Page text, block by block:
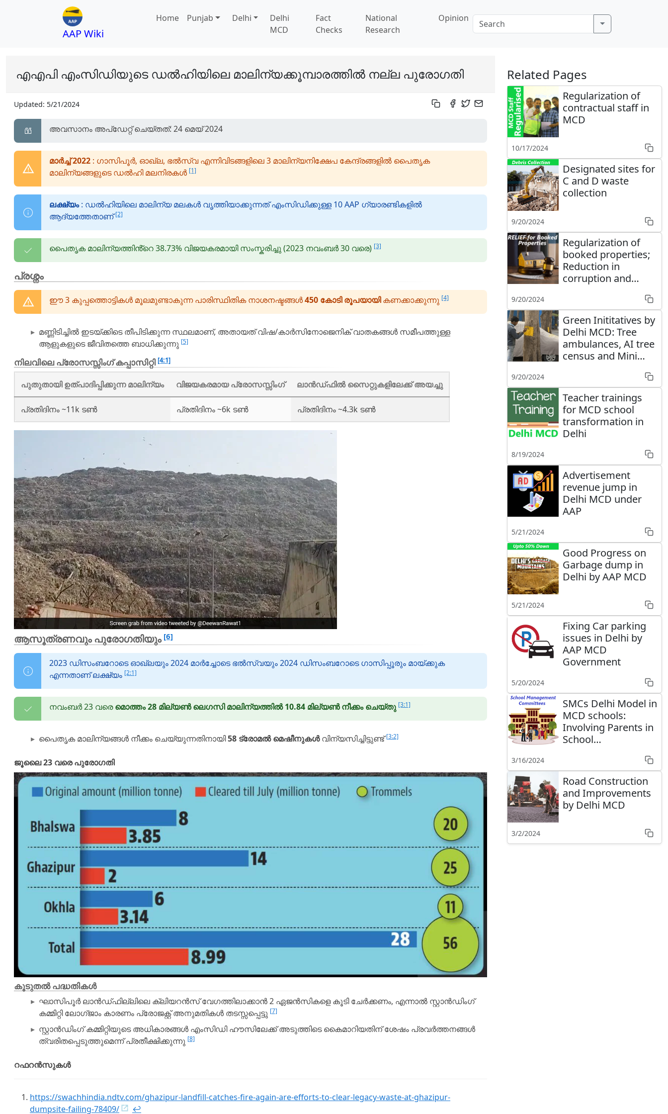
AAP Wiki
Home Punjab Delhi
Delhi
MCD
Fact
Checks
National
Research
Opinion
എഎപി എംസിഡിയുടെ ഡൽഹിയിലെ മാലിന്യക്കൂമ്പാരത്തിൽ നല്ല പുരോഗതി
Updated: 5/21/2024
അവസാനം അപ്ഡേറ്റ് ചെയ്തത്: 24 മെയ് 2024
മാർച്ച് 2022 : ഗാസിപൂർ, ഓഖ്‌ല, ഭൽസ്‌വ എന്നിവിടങ്ങളിലെ 3 മാലിന്യനിക്ഷേപ കേന്ദ്രങ്ങളിൽ പൈതൃക
മാലിന്യങ്ങളുടെ ഡൽഹി മലനിരകൾ [1]
ലക്ഷ്യം: ഡൽഹിയിലെ മാലിന്യ മലകൾ വൃത്തിയാക്കുന്നത് എംസിഡിക്കുള്ള 10 AAP ഗ്യാരണ്ടികളിൽ
ആദ്യത്തേതാണ്[2]
പൈതൃക മാലിന്യത്തിൻ്റെ 38.73% വിജയകരമായി സംസ്കരിച്ചു (2023 നവംബർ 30 വരെ) [3]
പ്രശ്നം
ഈ 3 കുപ്പത്തൊട്ടികൾ മൂലമുണ്ടാകുന്ന പാരിസ്ഥിതിക നാശനഷ്ടങ്ങൾ450 കോടി രൂപയായികണക്കാക്കുന്നു [4]
മണ്ണിടിച്ചിൽ ഇടയ്ക്കിടെ തീപിടിക്കുന്ന സ്ഥലമാണ്, അതായത് വിഷ/കാർസിനോജെനിക് വാതകങ്ങൾ സമീപത്തുള്ള
ആളുകളുടെ ജീവിതത്തെ ബാധിക്കുന്നു [5]
നിലവിലെ പ്രോസസ്സിംഗ് കപ്പാസിറ്റി [4:1]
പുതുതായി ഉത്പാദിപ്പിക്കുന്ന മാലിന്യം വിജയകരമായ പ്രോസസ്സിംഗ് ലാൻഡ്ഫിൽ സൈറ്റുകളിലേക്ക് അയച്ചു
പ്രതിദിനം ~11k ടൺ പ്രതിദിനം ~6k ടൺ പ്രതിദിനം ~4.3k ടൺ
ആസൂത്രണവും പുരോഗതിയും [6]
2023 ഡിസംബറോടെ ഓഖ്‌ലയും 2024 മാർച്ചോടെ ഭൽസ്വയും 2024 ഡിസംബറോടെ ഗാസിപ്പൂരും മായ്‌ക്കുക
എന്നതാണ് ലക്ഷ്യം [2:1]
നവംബർ 23 വരെമൊത്തം 28 മില്യൺ ലെഗസി മാലിന്യത്തിൽ 10.84 മില്യൺ നീക്കം ചെയ്തു [3:1]
പൈതൃക മാലിന്യങ്ങൾ നീക്കം ചെയ്യുന്നതിനായി58 ട്രോമൽ മെഷീനുകൾവിന്യസിച്ചിട്ടുണ്ട്[3:2]
ജൂലൈ 23 വരെ പുരോഗതി
കൂടുതൽ പദ്ധതികൾ
ഘാസിപൂർ ലാൻഡ്‌ഫില്ലിലെ ക്ലിയറൻസ് വേഗത്തിലാക്കാൻ 2 ഏജൻസികളെ കൂടി ചേർക്കണം, എന്നാൽ സ്റ്റാൻഡിംഗ്
കമ്മിറ്റി ലോഗ്ജാം കാരണം പ്രോജക്റ്റ് അനുമതികൾ തടസ്സപ്പെട്ടു [7]
സ്റ്റാൻഡിംഗ് കമ്മിറ്റിയുടെ അധികാരങ്ങൾ എംസിഡി ഹൗസിലേക്ക് അടുത്തിടെ കൈമാറിയതിന് ശേഷം പ്രവർത്തനങ്ങൾ
ത്വരിതപ്പെടുത്തുമെന്ന് പ്രതീക്ഷിക്കുന്നു [8]
റഫറൻസുകൾ
https://swachhindia.ndtv.com/ghazipur-landfill-catches-fire-again-are-efforts-to-clear-legacy-waste-at-ghazipur-
dumpsite-failing-78409/
↩︎
Related Pages
Regularization of
contractual staff in
MCD
10/17/2024
Designated sites for
C and D waste
collection
9/20/2024
Regularization of
booked properties;
Reduction in
corruption and
9/20/2024
Green Inititatives by
Delhi MCD: Tree
ambulances, AI tree
census and Mini
9/20/2024
Teacher trainings
for MCD school
transformation in
Delhi
8/19/2024
Advertisement
revenue jump in
Delhi MCD under
AAP
5/21/2024
Good Progress on
Garbage dump in
Delhi by AAP MCD
5/21/2024
Fixing Car parking
issues in Delhi by
AAP MCD
Government
5/20/2024
SMCs Delhi Model in
MCD schools:
Involving Parents in
School
3/16/2024
Road Construction
and Improvements
by Delhi MCD
3/2/2024